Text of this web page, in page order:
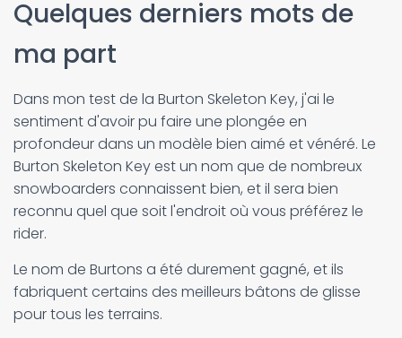
Quelques derniers mots de
ma part
Dans mon test de la Burton Skeleton Key, j'ai le
sentiment d'avoir pu faire une plongée en
profondeur dans un modèle bien aimé et vénéré. Le
Burton Skeleton Key est un nom que de nombreux
snowboarders connaissent bien, et il sera bien
reconnu quel que soit l'endroit où vous préférez le
rider.
Le nom de Burtons a été durement gagné, et ils
fabriquent certains des meilleurs bâtons de glisse
pour tous les terrains.